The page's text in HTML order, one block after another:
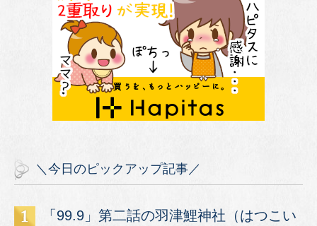
＼今日のピックアップ記事／
「99.9」第二話の羽津鯉神社（はつこい